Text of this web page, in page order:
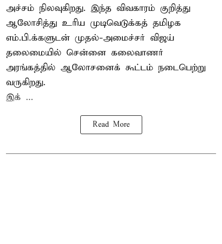
அச்சம் நிலவுகிறது. இந்த விவகாரம் குறித்து
ஆலோசித்து உரிய முடிவெடுக்கத் தமிழக
எம்.பி.க்களுடன் முதல்-அமைச்சர் விஜய்
தலைமையில் சென்னை கலைவாணர்
அரங்கத்தில் ஆலோசனைக் கூட்டம் நடைபெற்று
வருகிறது.
இக் ...
Read More